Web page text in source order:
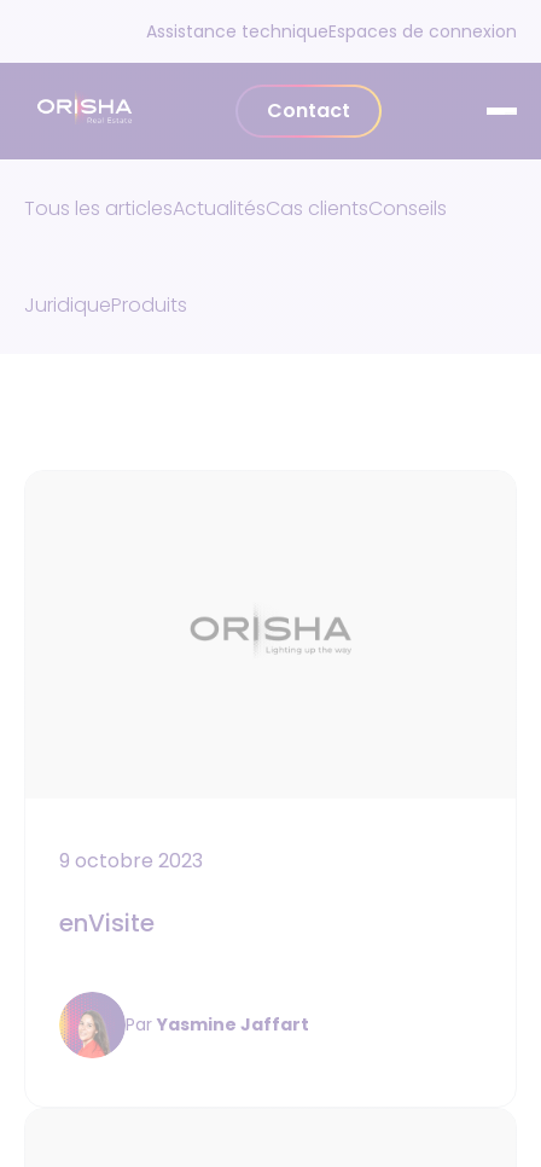
Assistance techniqueEspaces de connexion
Contact
Tous les articlesActualitésCas clientsConseils
JuridiqueProduits
9 octobre 2023
enVisite
Par Yasmine Jaffart